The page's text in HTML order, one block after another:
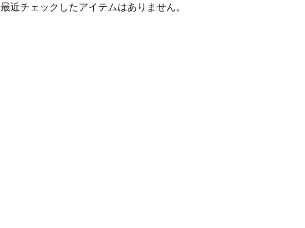
最近チェックしたアイテムはありません。